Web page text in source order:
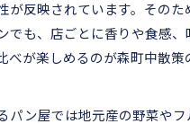
が反映されています。その
でも、店ごとに香りや食感
べが楽しめるのが森町中散策
パン屋では地元産の野菜や